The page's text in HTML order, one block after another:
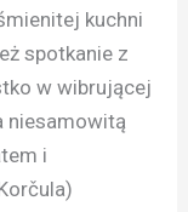
kuchni
spotkanie z
w wibrującej
niesamowitą
i